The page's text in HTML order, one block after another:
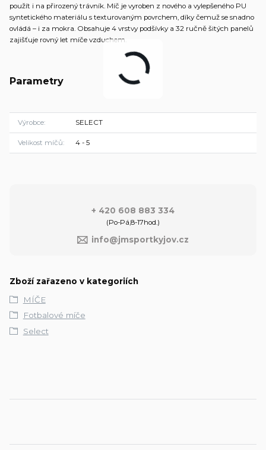
použít i na přirozený trávník. Míč je vyroben z nového a vylepšeného PU
syntetického materiálu s texturovaným povrchem, díky čemuž se snadno
ovládá – i za mokra. Obsahuje 4 vrstvy podšívky a 32 ručně šitých panelů
zajišťuje rovný let míče vzduchem.
Parametry
Výrobce SELECT
Velikost míčů 4 - 5
+ 420 608 883 334
(Po-Pá,8-17hod.)
info@jmsportkyjov.cz
Zboží zařazeno v kategoriích
MÍČE
Fotbalové míče
Select